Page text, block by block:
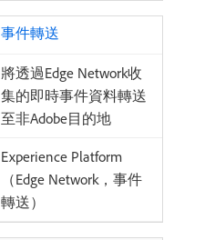
事件轉送
將透過Edge Network收
集的即時事件資料轉送
至非Adobe目的地
Experience Platform
（Edge Network，事件
轉送）